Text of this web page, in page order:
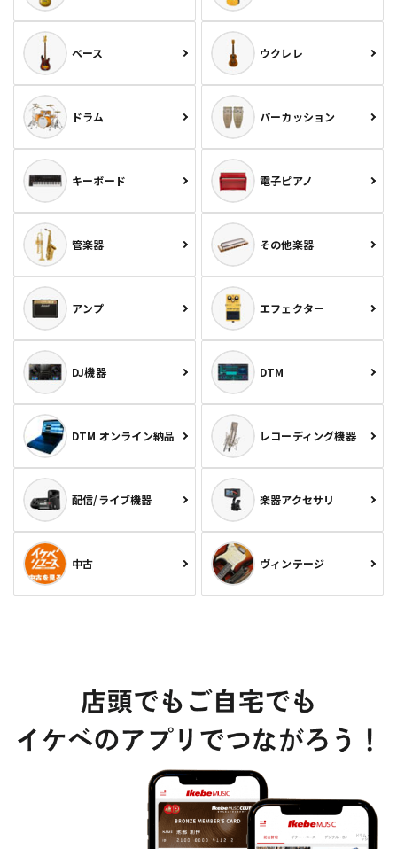
ベース ウクレレ
ドラム パーカッション
キーボード 電子ピアノ
管楽器 その他楽器
アンプ エフェクター
DJ機器 DTM
DTM オンライン納品 レコーディング機器
配信/ライブ機器 楽器アクセサリ
中古 ヴィンテージ